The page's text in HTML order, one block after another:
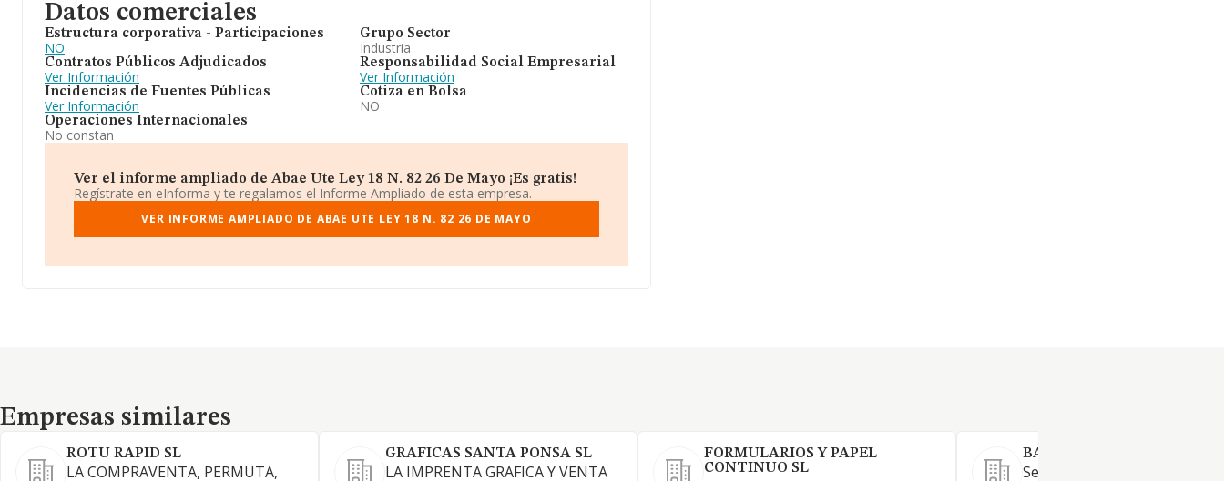
Datos comerciales
Estructura corporativa - Participaciones
NO
Contratos Públicos Adjudicados
Ver Información
Incidencias de Fuentes Públicas
Ver Información
Operaciones Internacionales
No constan
Grupo Sector
Industria
Responsabilidad Social Empresarial
Ver Información
Cotiza en Bolsa
NO
Ver el informe ampliado de Abae Ute Ley 18 N. 82 26 De Mayo ¡Es gratis!
Regístrate en eInforma y te regalamos el Informe Ampliado de esta empresa.
VER INFORME AMPLIADO DE ABAE UTE LEY 18 N. 82 26 DE MAYO
Empresas similares
Empresas similares
ROTU RAPID SL
LA COMPRAVENTA, PERMUTA,
GRAFICAS SANTA PONSA SL
LA IMPRENTA GRAFICA Y VENTA
FORMULARIOS Y PAPEL
CONTINUO SL
BASICO IMAGEN SL
Servicios de diseño e